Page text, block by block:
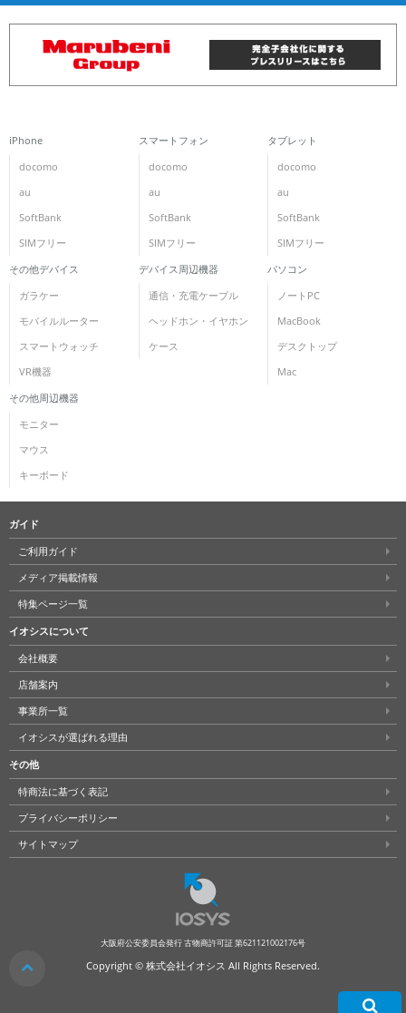
iPhone
docomo
au
SoftBank
SIMフリー
スマートフォン
docomo
au
SoftBank
SIMフリー
タブレット
docomo
au
SoftBank
SIMフリー
その他デバイス
ガラケー
モバイルルーター
スマートウォッチ
VR機器
デバイス周辺機器
通信・充電ケーブル
ヘッドホン・イヤホン
ケース
パソコン
ノートPC
MacBook
デスクトップ
Mac
その他周辺機器
モニター
マウス
キーボード
ガイド
ご利用ガイド
メディア掲載情報
特集ページ一覧
イオシスについて
会社概要
店舗案内
事業所一覧
イオシスが選ばれる理由
その他
特商法に基づく表記
プライバシーポリシー
サイトマップ
大阪府公安委員会発行 古物商許可証 第621121002176号
Copyright © 株式会社イオシス All Rights Reserved. クリア